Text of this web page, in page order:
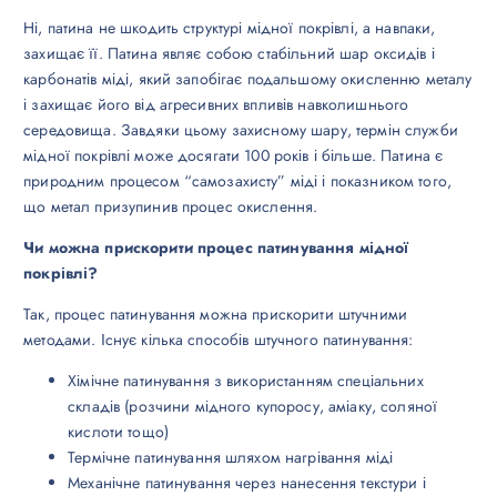
Ні, патина не шкодить структурі мідної покрівлі, а навпаки,
захищає її. Патина являє собою стабільний шар оксидів і
карбонатів міді, який запобігає подальшому окисленню металу
і захищає його від агресивних впливів навколишнього
середовища. Завдяки цьому захисному шару, термін служби
мідної покрівлі може досягати 100 років і більше. Патина є
природним процесом “самозахисту” міді і показником того,
що метал призупинив процес окислення.
Чи можна прискорити процес патинування мідної
покрівлі?
Так, процес патинування можна прискорити штучними
методами. Існує кілька способів штучного патинування:
Хімічне патинування з використанням спеціальних
складів (розчини мідного купоросу, аміаку, соляної
кислоти тощо)
Термічне патинування шляхом нагрівання міді
Механічне патинування через нанесення текстури і